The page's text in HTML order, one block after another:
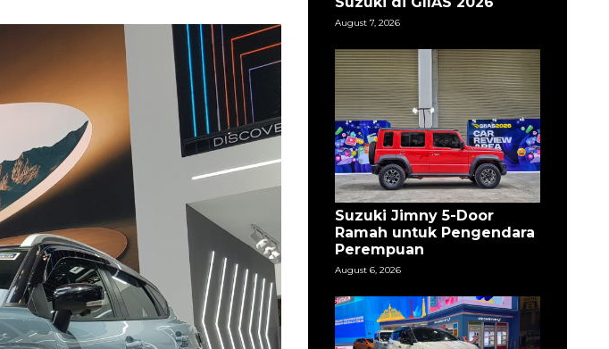
August 7, 2026
Suzuki Jimny 5-Door
Ramah untuk Pengendara
Perempuan
August 6, 2026